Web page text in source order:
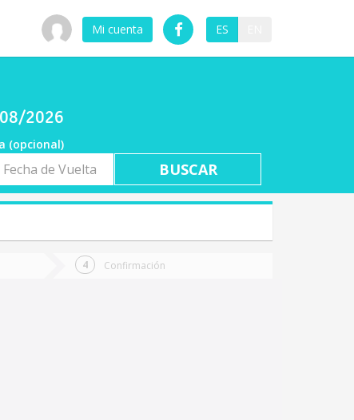
Mi cuenta ES
2026
(opcional)
Confirmación